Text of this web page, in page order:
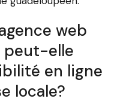
web
peut-elle
en ligne
locale?